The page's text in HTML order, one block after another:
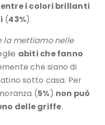
i colori brillanti
(43%).
la mettiamo nelle
abiti che fanno
che siano di
sotto casa. Per
(5%) non può
delle griffe.